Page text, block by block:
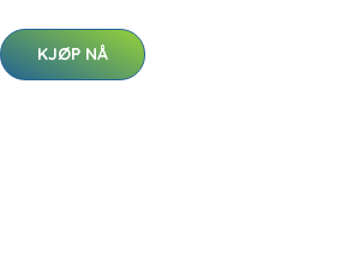
KJØP NÅ